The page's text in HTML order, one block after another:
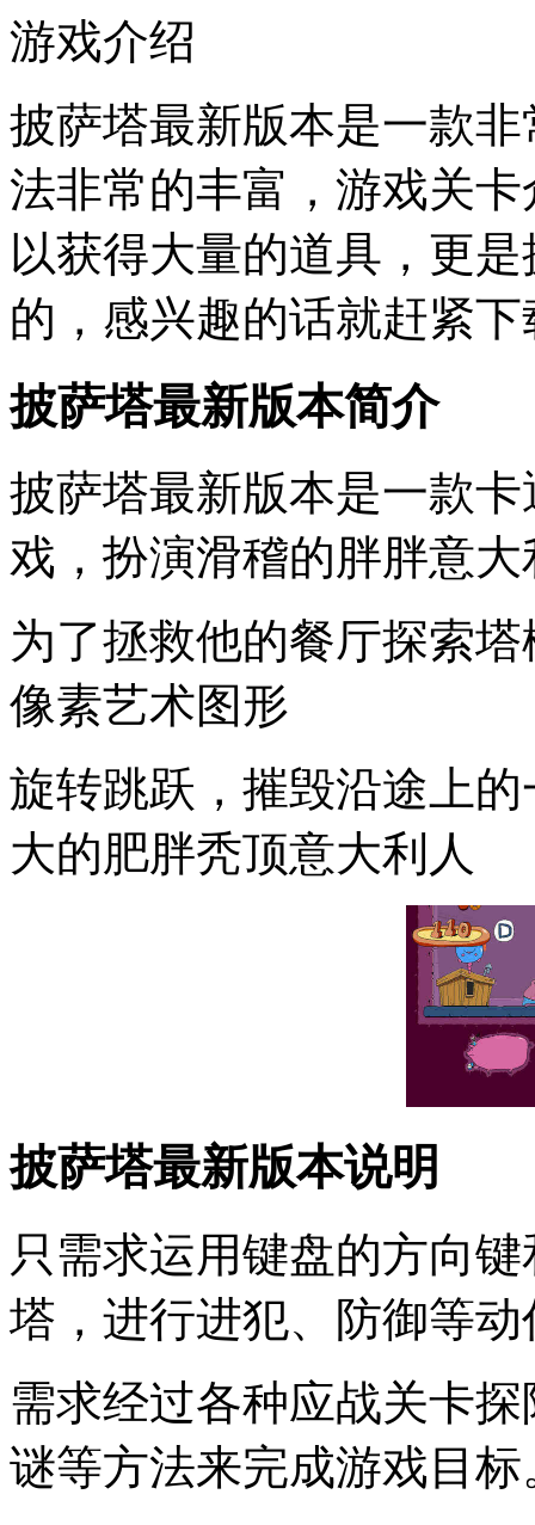
游戏介绍
披萨塔最新版本是一款
法非常的丰富，游戏关
以获得大量的道具，更
的，感兴趣的话就赶紧
披萨塔最新版本简介
披萨塔最新版本是一款
戏，扮演滑稽的胖胖意
为了拯救他的餐厅探索
像素艺术图形
旋转跳跃，摧毁沿途上
大的肥胖秃顶意大利人
披萨塔最新版本说明
只需求运用键盘的方向
塔，进行进犯、防御等动
需求经过各种应战关卡
谜等方法来完成游戏目标